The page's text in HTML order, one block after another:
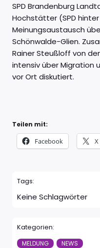
SPD Brandenburg
Hochstätter (SPD
Meinungsaustausch
Schönwalde-Glien.
Rainer Steußloff von
intensiv über Migration
vor Ort diskutiert.
Teilen mit:
Facebook X
Tags:
Keine Schlagwörter
Kategorien:
MELDUNG NEWS